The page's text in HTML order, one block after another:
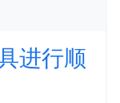
进行顺